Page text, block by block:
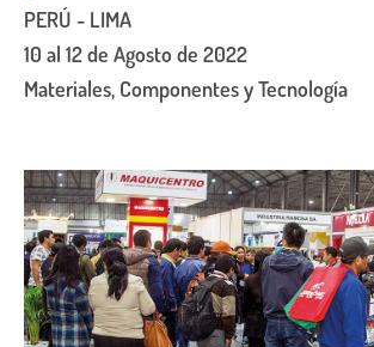
PERÚ - LIMA
10 al 12 de Agosto de 2022
Materiales, Componentes y Tecnología